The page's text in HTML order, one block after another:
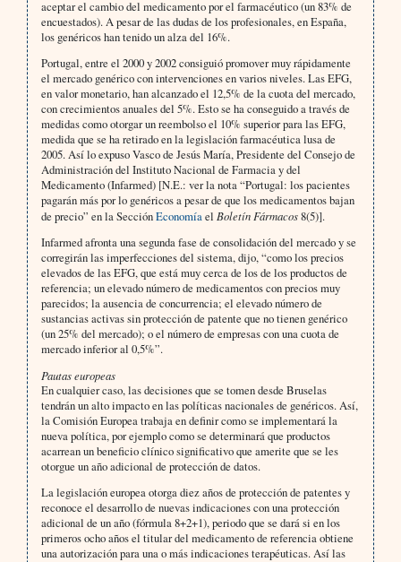
aceptar el cambio del medicamento por el farmacéutico (un 83% de
encuestados). A pesar de las dudas de los profesionales, en España,
los genéricos han tenido un alza del 16%.
Portugal, entre el 2000 y 2002 consiguió promover muy rápidamente
el mercado genérico con intervenciones en varios niveles. Las EFG,
en valor monetario, han alcanzado el 12,5% de la cuota del mercado,
con crecimientos anuales del 5%. Esto se ha conseguido a través de
medidas como otorgar un reembolso el 10% superior para las EFG,
medida que se ha retirado en la legislación farmacéutica lusa de
2005.Así lo expuso Vasco de Jesús María, Presidente del Consejo de
Administración del Instituto Nacional de Farmacia y del
Medicamento (Infarmed) [N.E.: ver la nota “Portugal: los pacientes
pagarán más por lo genéricos a pesar de que los medicamentos bajan
de precio” en la SecciónEconomíael Boletín Fármacos8(5)].
Infarmed afronta una segunda fase de consolidación del mercado y se
corregirán las imperfecciones del sistema, dijo, “como los precios
elevados de las EFG, que está muy cerca de los de los productos de
referencia; un elevado número de medicamentos con precios muy
parecidos; la ausencia de concurrencia; el elevado número de
sustancias activas sin protección de patente que no tienen genérico
(un 25% del mercado); o el número de empresas con una cuota de
mercado inferior al 0,5%”.
Pautas europeas
En cualquier caso, las decisiones que se tomen desde Bruselas
tendrán un alto impacto en las políticas nacionales de genéricos. Así,
la Comisión Europea trabaja en definir como se implementará la
nueva política, por ejemplo como se determinará que productos
acarrean un beneficio clínico significativo que amerite que se les
otorgue un año adicional de protección de datos.
La legislación europea otorga diez años de protección de patentes y
reconoce el desarrollo de nuevas indicaciones con una protección
adicional de un año (fórmula 8+2+1), periodo que se dará si en los
primeros ocho años el titular del medicamento de referencia obtiene
una autorización para una o más indicaciones terapéuticas. Así las